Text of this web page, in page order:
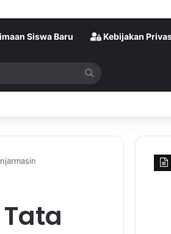
Siswa Baru Kebijakan
Cari
Banjarmasin Borong Prestasi di Festival